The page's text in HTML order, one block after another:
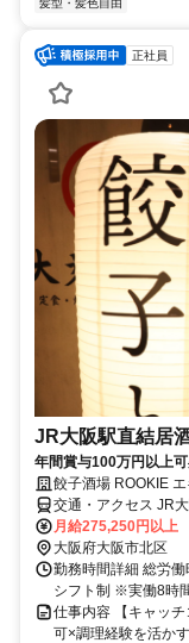
正社員
JR大阪駅直結居
年間賞与100万円以上
餃子酒場 ROOKIE
交通・アクセス JR
月給275,250円以上
大阪府大阪市北区
勤務時間詳細 総労
シフト制 ※実働8時
仕事内容 【キャッ
可×調理経験を活かす